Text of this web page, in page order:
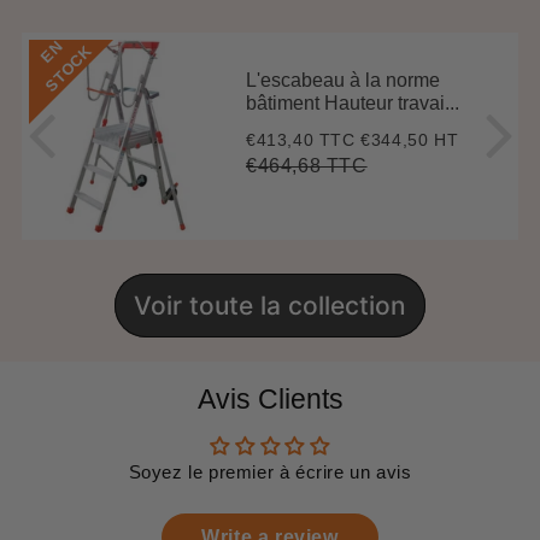
E
N
S
T
O
C
K
L'escabeau à la norme
bâtiment Hauteur travai...
Prix
réduit
€413,40 TTC€413,40
€344,50 HT
Prix
€464,68 TTC€464,68
Voir toute la collection
Avis Clients
Soyez le premier à écrire un avis